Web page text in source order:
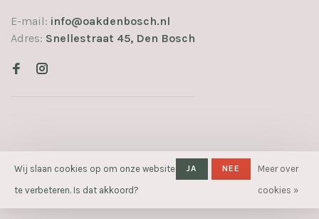
E-mail: info@oakdenbosch.nl
Adres: Snellestraat 45, Den Bosch
© Copyright 2026 OAK- Powered
Huysmans.me
Wij slaan cookies op om onze website
te verbeteren. Is dat akkoord?
JA NEE
Meer over
cookies »